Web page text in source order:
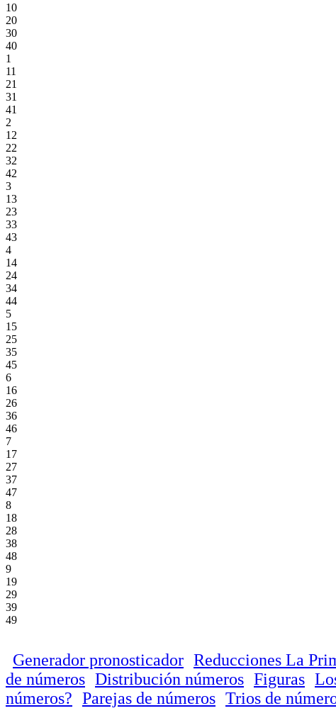
10
20
30
40
1
11
21
31
41
2
12
22
32
42
3
13
23
33
43
4
14
24
34
44
5
15
25
35
45
6
16
26
36
46
7
17
27
37
47
8
18
28
38
48
9
19
29
39
49
Generador pronosticador Reducciones La
de números Distribución números Figuras
números? Parejas de números Trios de